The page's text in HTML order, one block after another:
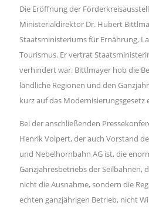
Die Eröffnung der
Ministerialdirektor Dr. Hubert
Staatsministeriums für Ernährung,
Tourismus. Er vertrat
verhindert war. Bittlmayer hob die
ländliche Regionen und den
kurz auf das Modernisierungsgesetz
Bei der anschließenden
Henrik Volpert, der auch Vorstand
und Nebelhornbahn AG ist, die
Ganzjahresbetriebs der Seilbahnen,
nicht die Ausnahme, sondern die
echten ganzjährigen Betrieb, nicht